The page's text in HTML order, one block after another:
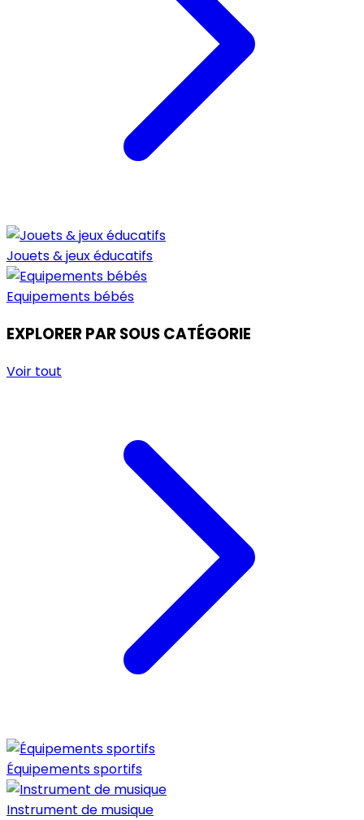
Jouets & jeux éducatifs
Equipements bébés
EXPLORER PAR SOUS CATÉGORIE
Voir tout
Équipements sportifs
Instrument de musique